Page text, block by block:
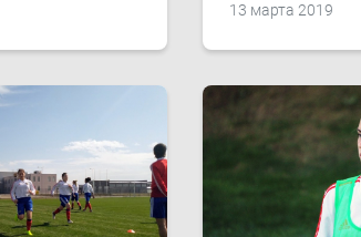
13 марта 2019